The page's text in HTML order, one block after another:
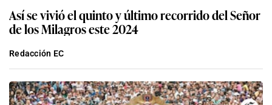
Así se vivió el quinto y último recorrido del Señor
de los Milagros este 2024
Redacción EC